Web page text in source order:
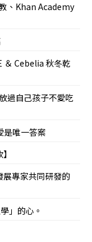
、Khan Academy
＆ Cebelia 秋冬乾
過自己孩子不愛吃
是唯一答案
專家共同研發的
」的心。